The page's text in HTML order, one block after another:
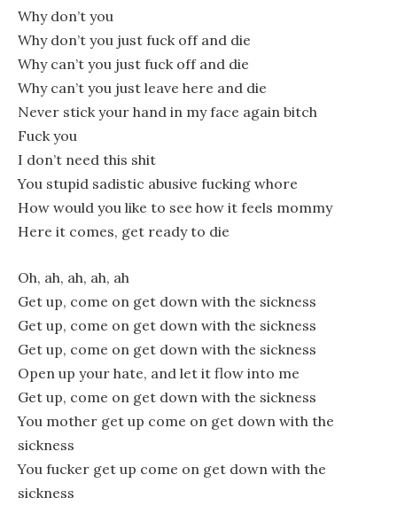
Why don’t you
Why don’t you just fuck off and die
Why can’t you just fuck off and die
Why can’t you just leave here and die
Never stick your hand in my face again bitch
Fuck you
I don’t need this shit
You stupid sadistic abusive fucking whore
How would you like to see how it feels mommy
Here it comes, get ready to die
Oh, ah, ah, ah, ah
Get up, come on get down with the sickness
Get up, come on get down with the sickness
Get up, come on get down with the sickness
Open up your hate, and let it flow into me
Get up, come on get down with the sickness
You mother get up come on get down with the
sickness
You fucker get up come on get down with the
sickness